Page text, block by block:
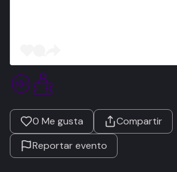
0 Me gusta
Compartir
Reportar evento